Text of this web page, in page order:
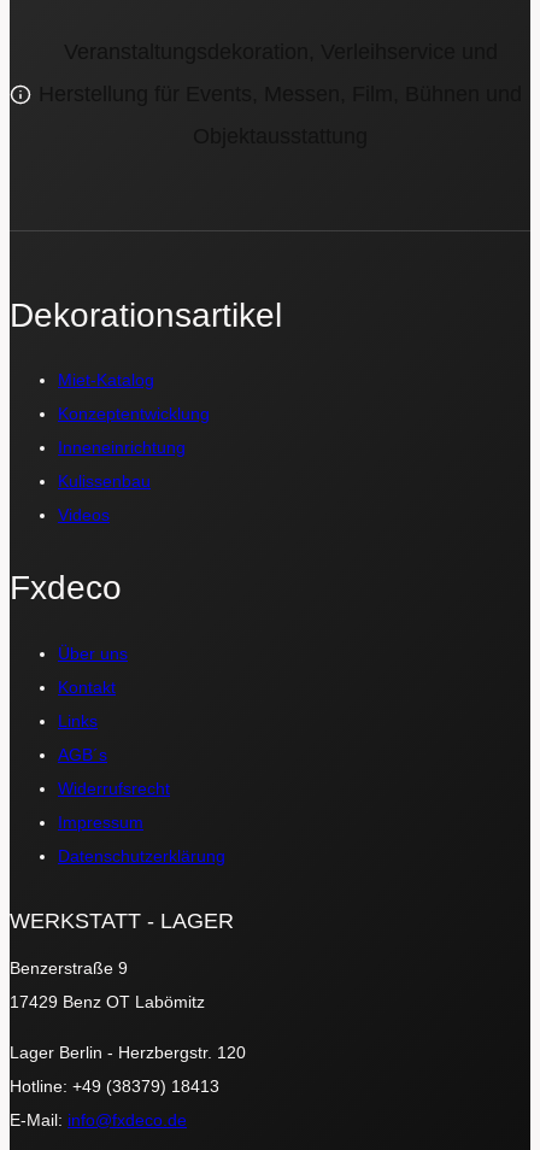
Dekorationsartikel
Miet-Katalog
Konzeptentwicklung
Inneneinrichtung
Kulissenbau
Videos
Fxdeco
Über uns
Kontakt
Links
AGB´s
Widerrufsrecht
Impressum
Datenschutzerklärung
WERKSTATT - LAGER
Benzerstraße 9
17429 Benz OT Labömitz
Lager Berlin - Herzbergstr. 120
Hotline: +49 (38379) 18413
E-Mail: info@fxdeco.de